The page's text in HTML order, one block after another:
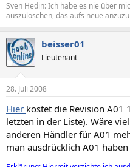
Sven Hedin: Ich habe es nie über
auszulöschen, das aufs neue
beisser01
Lieutenant
28. Juli 2008
Hier kostet die Revision A01
letzten in der Liste). Wäre
anderen Händler für A01
man ausdrücklich A01